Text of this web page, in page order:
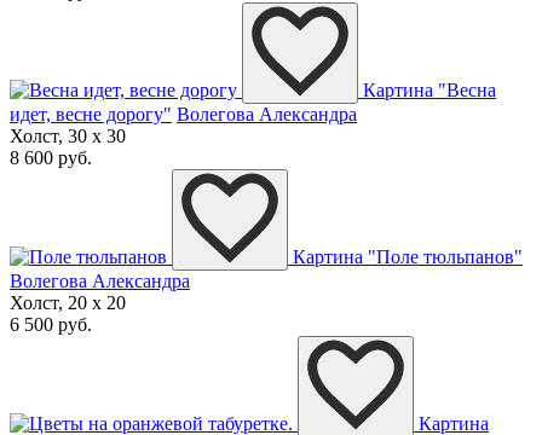
Картина "Весна
идет, весне дорогу" Волегова Александра
Холст, 30 x 30
8 600 руб.
Картина "Поле тюльпанов"
Волегова Александра
Холст, 20 x 20
6 500 руб.
Картина